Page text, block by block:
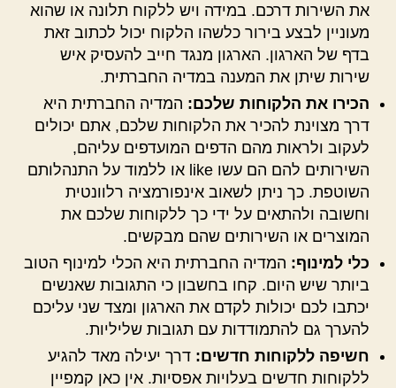
את השירות דרכם. במידה ויש ללקוח תלונה או שהוא
מעוניין לבצע בירור כלשהו הלקוח יכול לכתוב זאת
בדף של הארגון. הארגון מנגד חייב להעסיק איש
שירות שיתן את המענה במדיה החברתית.
הכירו את הלקוחות שלכם: המדיה החברתית היא
דרך מצוינת להכיר את הלקוחות שלכם, אתם יכולים
לעקוב ולראות מהם הדפים המועדפים עליהם,
השירותים להם הם עשו like או ללמוד על התנהלותם
השוטפת. כך ניתן לשאוב אינפורמציה רלוונטית
וחשובה ולהתאים על ידי כך ללקוחות שלכם את
המוצרים או השירותים שהם מבקשים.
כלי למינוף: המדיה החברתית היא הכלי למינוף הטוב
ביותר שיש היום. קחו בחשבון כי התגובות שאנשים
יכתבו לכם יכולות לקדם את הארגון ומצד שני עליכם
להערך גם להתמודדות עם תגובות שליליות.
חשיפה ללקוחות חדשים: דרך יעילה מאד להגיע
ללקוחות חדשים בעלויות אפסיות. אין כאן קמפיין